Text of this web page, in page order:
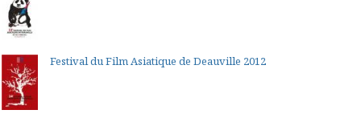
Festival du Film Asiatique de Deauville 2012